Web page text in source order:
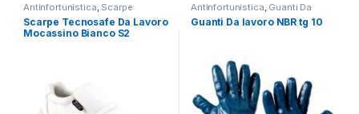
Antinfortunistica, Scarpe
Antinfortunistiche
Scarpe Tecnosafe Da Lavoro
Mocassino Bianco S2
Antinfortunistica, Guanti Da
Lavoro
Guanti Da lavoro NBR tg 10